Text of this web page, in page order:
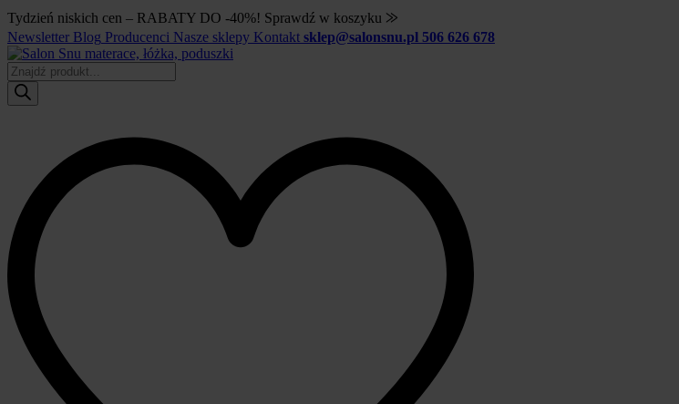
Tydzień niskich cen – RABATY DO -40%! Sprawdź w koszyku ⨠
Newsletter Blog Producenci Nasze sklepy Kontakt sklep@salonsnu.pl 506 626 678
Wyszukiwarka
produktów